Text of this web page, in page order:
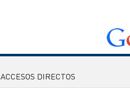
ACCESOS DIRECTOS